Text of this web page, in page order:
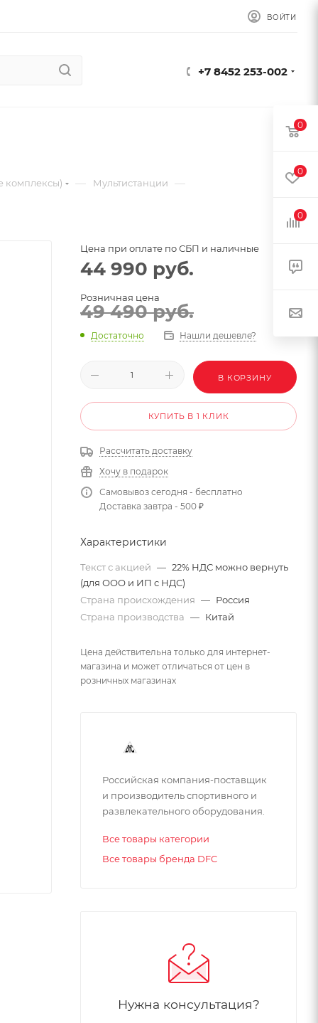
ВОЙТИ
+7 8452 253-002
комплексы) — Мультистанции —
Цена при оплате по СБП и наличные
44 990 руб.
Розничная цена
49 490руб.
Достаточно Нашли дешевле?
В КОРЗИНУ
КУПИТЬ В 1 КЛИК
Рассчитать доставку
Хочу в подарок
Самовывоз сегодня - бесплатно
Доставка завтра - 500 ₽
Характеристики
Текст с акцией — 22% НДС можно вернуть
(для ООО и ИП с НДС)
Страна происхождения — Россия
Страна производства — Китай
Цена действительна только для интернет-
магазина и может отличаться от цен в
розничных магазинах
Российская компания-поставщик
и производитель спортивного и
развлекательного оборудования.
Все товары категории
Все товары бренда DFC
Нужна консультация?
0
0
0